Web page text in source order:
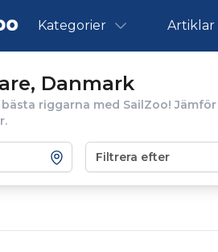
Kategorier Artiklar
Danmark
riggarna med SailZoo!
Filtrera efter